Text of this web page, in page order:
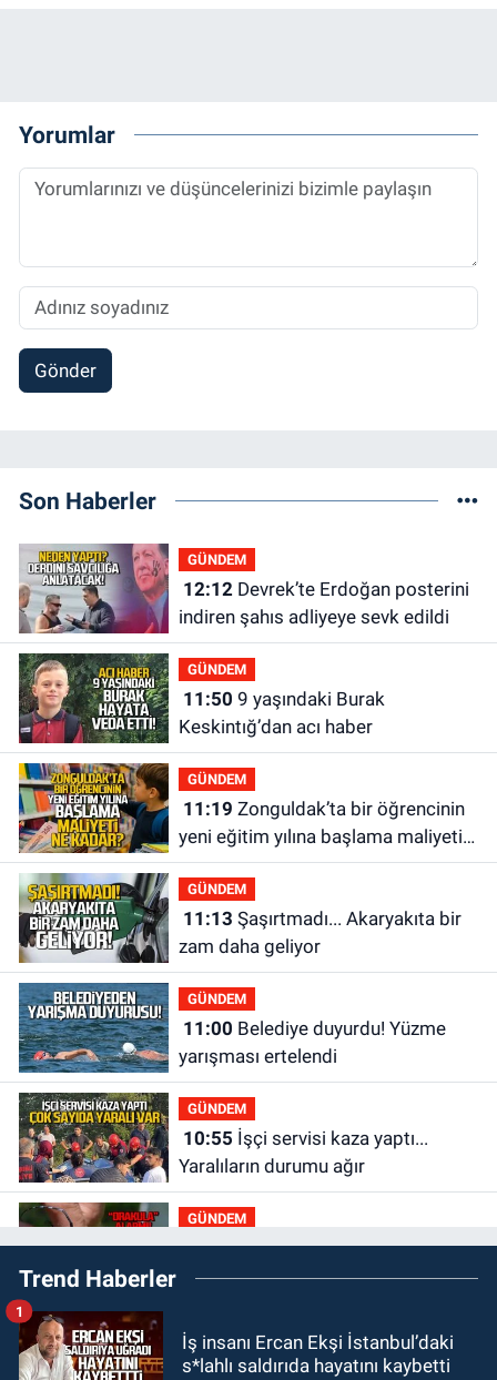
Yorumlar
Gönder
Son Haberler
GÜNDEM
12:12Devrek’te Erdoğan posterini
indiren şahıs adliyeye sevk edildi
GÜNDEM
11:50
Keskintığ’dan acı haber
GÜNDEM
11:19
yeni eğitim yılına başlama maliyeti
ne kadar?
GÜNDEM
11:13
zam daha geliyor
GÜNDEM
11:00
yarışması ertelendi
GÜNDEM
10:55
Yaralıların durumu ağır
GÜNDEM
10:06“Drakula” alarmı! Zonguldak,
Bartın ve Düzce tehdit altında
09:52
Trend Haberler
İş insanı Ercan Ekşi İstanbul’daki
s*lahlı saldırıda hayatını kaybetti
1